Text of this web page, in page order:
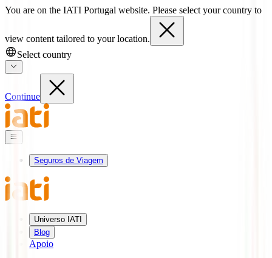
You are on the IATI Portugal website. Please select your country to
view content tailored to your location.
Select country
Continue
Seguros de Viagem
Universo IATI
Blog
Apoio